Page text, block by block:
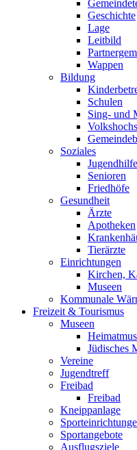
Geschichte
Lage
Leitbild
Wappen
Bildung
Schulen
Sing- und
Soziales
Senioren
Friedhöfe
Gesundheit
Ärzte
Apotheken
Tierärzte
Einrichtungen
Kirchen,
Museen
Kommunale
Freizeit & Tourismus
Museen
Jüdisches
Vereine
Jugendtreff
Freibad
Freibad
Kneippanlage
Sportangebote
Ausflugsziele